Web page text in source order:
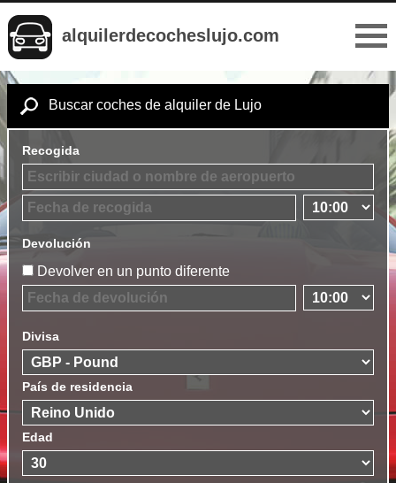
alquilerdecocheslujo.com
Buscar coches de alquiler de Lujo
Recogida
Devolución
Devolver en un punto diferente
Divisa
País de residencia
Edad